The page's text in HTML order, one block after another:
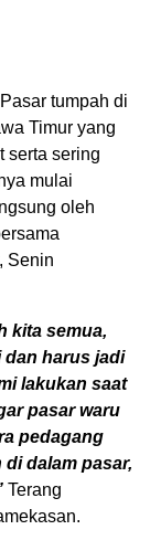
tumpah di
Timur yang
serta sering
mulai
oleh
Senin
kita semua,
dan harus jadi
lakukan saat
pasar waru
pedagang
dalam pasar,
Terang